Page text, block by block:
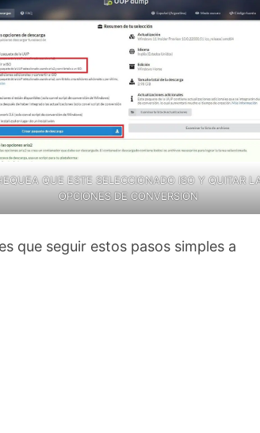
QUE ESTE SELECCIONADO ISO Y QUITAR
OPCIONES DE CONVERSION
que seguir estos pasos simples a